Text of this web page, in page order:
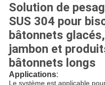
Solution de
SUS 304 pour
bâtonnets
jambon et
bâtonnets longs
Applications:
Le système est applicable